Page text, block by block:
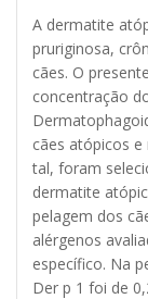
A dermatite
pruriginosa,
cães. O
concentração
cães atópicos
tal, foram
dermatite
pelagem dos
alérgenos
específico. Na
Der p 1 foi de